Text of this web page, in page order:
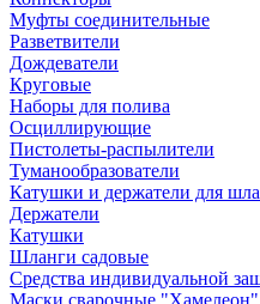
Муфты соединительные
Разветвители
Дождеватели
Круговые
Наборы для полива
Осциллирующие
Пистолеты-распылители
Туманообразователи
Катушки и держатели для
Держатели
Катушки
Шланги садовые
Средства индивидуальной
Маски сварочные "Хамелеон"